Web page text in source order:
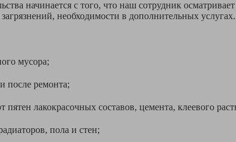
начинается с того, что наш сотрудник
необходимости в дополнительных
мусора;
ремонта;
лакокрасочных составов, цемента, клеевого
пола и стен;